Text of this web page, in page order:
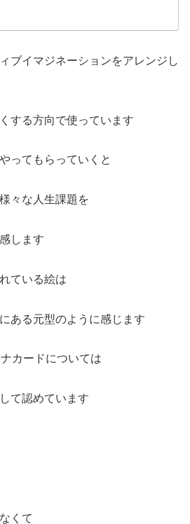
ブイマジネーションをアレンジし
する方向で使っています
ってもらっていくと
々な人生課題を
します
ている絵は
ある元型のように感じます
カードについては
て認めています
くて